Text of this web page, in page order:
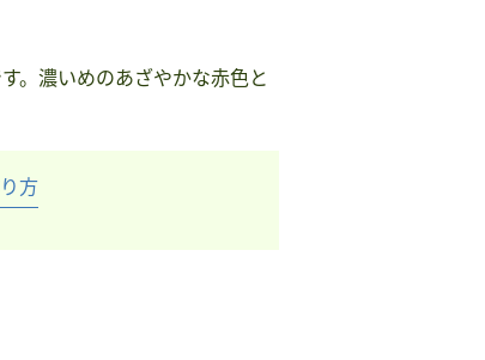
。濃いめのあざやかな赤色と
方